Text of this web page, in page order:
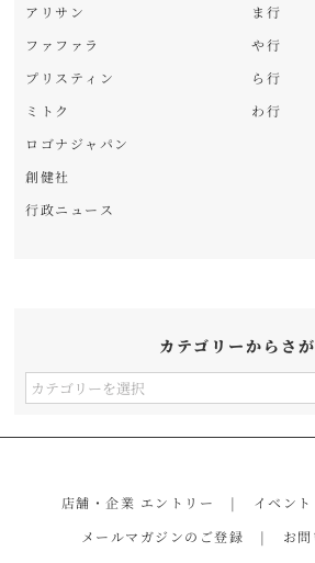
アリサン
ファファラ
プリスティン
ミトク
ロゴナジャパン
創健社
行政ニュース
ま行
や行
ら行
わ行
カテゴリーからさ
カ
店舗・企業 エントリー
イベン
メールマガジンのご登録
お